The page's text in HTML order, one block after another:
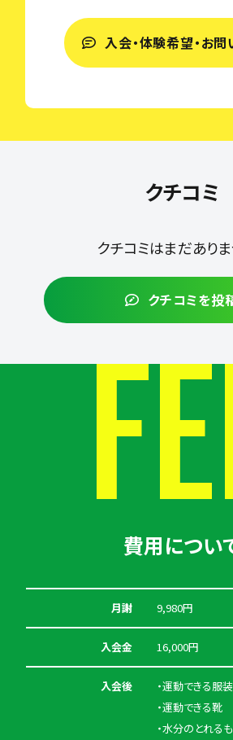
入会・体験希望・お
クチコミ
クチコミはまだありま
クチコミを投
費用につい
月謝 9,980円
入会金 16,000円
入会後
・運動できる服装
・運動できる靴
・水分のとれる